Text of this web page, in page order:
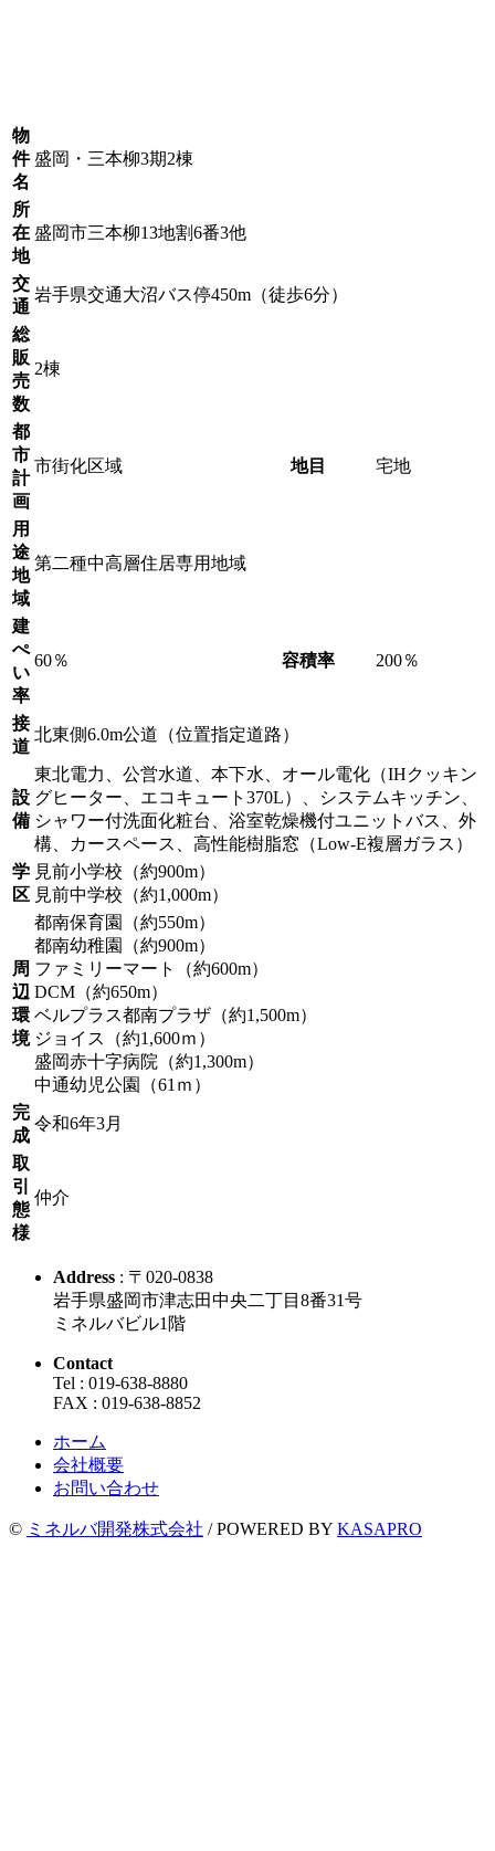
物
件
名
盛岡・三本柳3期2棟
所
在
地
盛岡市三本柳13地割6番3他
交
通
岩手県交通大沼バス停450m（徒歩6分）
総
販
売
数
2棟
都
市
計
画
市街化区域 地目 宅地
用
途
地
域
第二種中高層住居専用地域
建
ぺ
い
率
60％ 容積率 200％
接
道
北東側6.0m公道（位置指定道路）
設
備
東北電力、公営水道、本下水、オール電化（IHクッキン
グヒーター、エコキュート370L）、システムキッチン、
シャワー付洗面化粧台、浴室乾燥機付ユニットバス、外
構、カースペース、高性能樹脂窓（Low-E複層ガラス）
学
区
見前小学校（約900m）
見前中学校（約1,000m）
周
辺
環
境
都南保育園（約550m）
都南幼稚園（約900m）
ファミリーマート（約600m）
DCM（約650m）
ベルプラス都南プラザ（約1,500m）
ジョイス（約1,600ｍ）
盛岡赤十字病院（約1,300m）
中通幼児公園（61ｍ）
完
成
令和6年3月
取
引
態
様
仲介
Address : 〒020-0838
岩手県盛岡市津志田中央二丁目8番31号
ミネルバビル1階
Contact
Tel : 019-638-8880
FAX : 019-638-8852
ホーム
会社概要
お問い合わせ
© ミネルバ開発株式会社 /POWERED BY KASAPRO